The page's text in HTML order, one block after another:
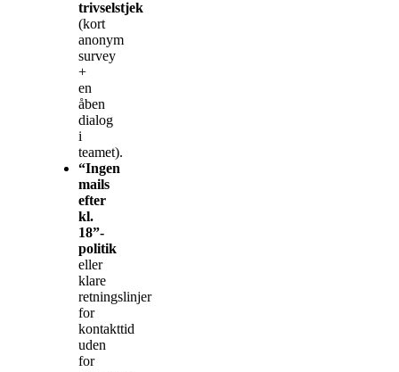
trivselstjek
(kort
anonym
survey
+
en
åben
dialog
i
teamet).
“Ingen
mails
efter
kl.
18”-
politik
eller
klare
retningslinjer
for
kontakttid
uden
for